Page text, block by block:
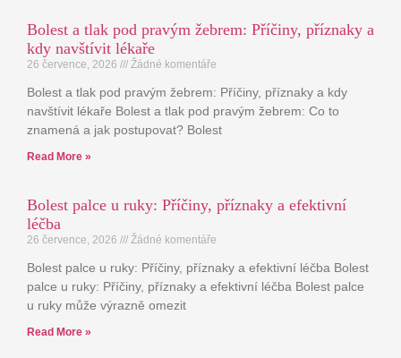
Bolest a tlak pod pravým žebrem: Příčiny, příznaky a
kdy navštívit lékaře
26 července, 2026 Žádné komentáře
Bolest a tlak pod pravým žebrem: Příčiny, příznaky a kdy
navštívit lékaře Bolest a tlak pod pravým žebrem: Co to
znamená a jak postupovat? Bolest
Read More »
Bolest palce u ruky: Příčiny, příznaky a efektivní
léčba
26 července, 2026 Žádné komentáře
Bolest palce u ruky: Příčiny, příznaky a efektivní léčba Bolest
palce u ruky: Příčiny, příznaky a efektivní léčba Bolest palce
u ruky může výrazně omezit
Read More »